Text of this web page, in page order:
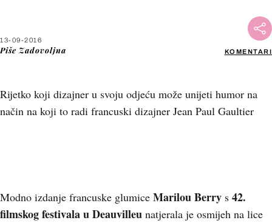
13-09-2016
Piše Zadovoljna KOMENTARI
Rijetko koji dizajner u svoju odjeću može unijeti humor na
način na koji to radi francuski dizajner Jean Paul Gaultier
Modno izdanje francuske glumice Marilou Berry s 42.
filmskog festivala u Deauvilleu natjerala je osmijeh na lice